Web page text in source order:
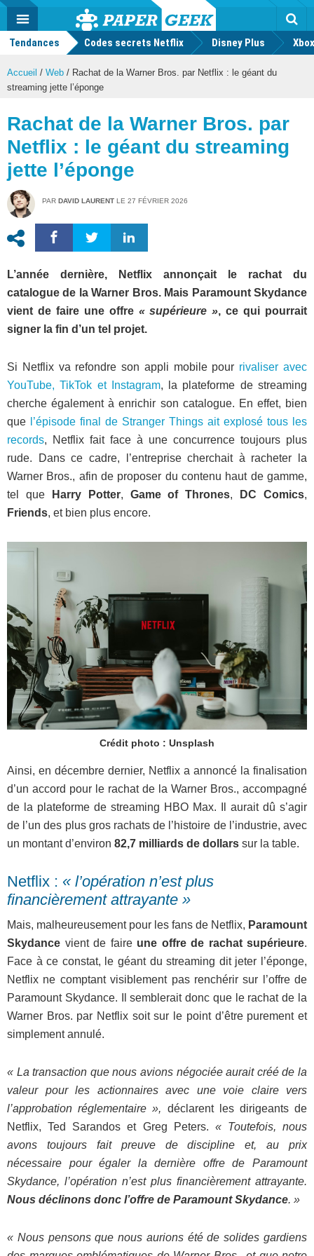
Actu
geek
MENU
Tendances Codes secrets Netflix Disney Plus
Accueil / Web / Rachat de la Warner Bros. par Netflix : le géant du
streaming jette l’éponge
Rachat de la Warner Bros. par
Netflix : le géant du streaming
jette l’éponge
PAR DAVID LAURENT LE 27 FÉVRIER 2026
L’année dernière, Netflix annonçait le rachat du
catalogue de la Warner Bros. Mais Paramount Skydance
vient de faire une offre « supérieure », ce qui pourrait
signer la fin d’un tel projet.
Si Netflix va refondre son appli mobile pour rivaliser avec
YouTube, TikTok et Instagram, la plateforme de streaming
cherche également à enrichir son catalogue. En effet, bien
que
l’épisode final de Stranger Things ait explosé tous les
records, Netflix fait face à une concurrence toujours plus
rude. Dans ce cadre, l’entreprise cherchait à racheter la
Warner Bros., afin de proposer du contenu haut de gamme,
tel que
Harry Potter, Game of Thrones, DC Comics,
Friends, et bien plus encore.
Crédit photo : Unsplash
Ainsi, en décembre dernier, Netflix a annoncé la finalisation
d’un accord pour le rachat de la Warner Bros., accompagné
de la plateforme de streaming HBO Max. Il aurait dû s’agir
de l’un des plus gros rachats de l’histoire de l’industrie, avec
un montant d’environ 82,7 milliards de dollars sur la table.
Netflix : « l’opération n’est plus
financièrement attrayante »
Mais, malheureusement pour les fans de Netflix, Paramount
Skydance vient de faire une offre de rachat supérieure.
Face à ce constat, le géant du streaming dit jeter l’éponge,
Netflix ne comptant visiblement pas renchérir sur l’offre de
Paramount Skydance. Il semblerait donc que le rachat de la
Warner Bros. par Netflix soit sur le point d’être purement et
simplement annulé.
« La transaction que nous avions négociée aurait créé de la
valeur pour les actionnaires avec une voie claire vers
l’approbation réglementaire », déclarent les dirigeants de
Netflix, Ted Sarandos et Greg Peters. « Toutefois, nous
avons toujours fait preuve de discipline et, au prix
nécessaire pour égaler la dernière offre de Paramount
Skydance, l’opération n’est plus financièrement attrayante.
Nous déclinons donc l’offre de Paramount Skydance. »
« Nous pensons que nous aurions été de solides gardiens
Mode
FacebookTwitter Youtube